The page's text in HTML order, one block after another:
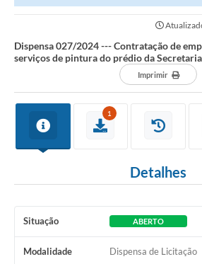
Bolsa Família
Editais
Plano Municipal - Agricultura e Meio
Orçamento Participativo 2026
Dispensa 027/2024 --- Contratação de
serviços de pintura do prédio da
Imprimir
1
Detalhes
Situação ABERTO
Modalidade Dispensa de Licitação